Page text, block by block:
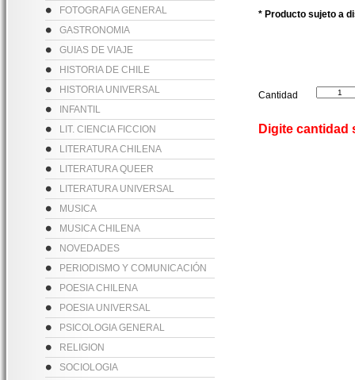
FOTOGRAFIA GENERAL
GASTRONOMIA
GUIAS DE VIAJE
HISTORIA DE CHILE
HISTORIA UNIVERSAL
INFANTIL
LIT. CIENCIA FICCION
LITERATURA CHILENA
LITERATURA QUEER
LITERATURA UNIVERSAL
MUSICA
MUSICA CHILENA
NOVEDADES
PERIODISMO Y COMUNICACIÓN
POESIA CHILENA
POESIA UNIVERSAL
PSICOLOGIA GENERAL
RELIGION
SOCIOLOGIA
* Producto sujeto a
Cantidad
Digite